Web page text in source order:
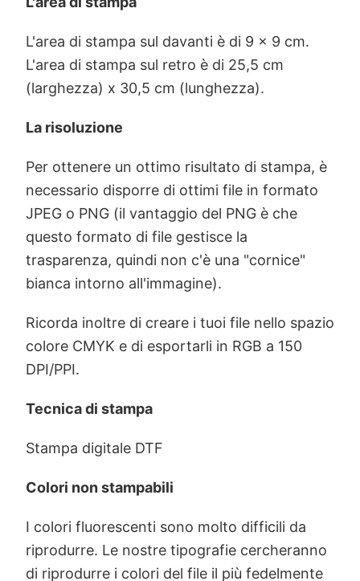
L'area di stampa sul davanti è di 9 x 9 cm.
L'area di stampa sul retro è di 25,5 cm
(larghezza) x 30,5 cm (lunghezza).
La risoluzione
Per ottenere un ottimo risultato di stampa, è
necessario disporre di ottimi file in formato
JPEG o PNG (il vantaggio del PNG è che
questo formato di file gestisce la
trasparenza, quindi non c'è una "cornice"
bianca intorno all'immagine).
Ricorda inoltre di creare i tuoi file nello spazio
colore CMYK e di esportarli in RGB a 150
DPI/PPI.
Tecnica di stampa
Stampa digitale DTF
Colori non stampabili
I colori fluorescenti sono molto difficili da
riprodurre. Le nostre tipografie cercheranno
di riprodurre i colori del file il più fedelmente